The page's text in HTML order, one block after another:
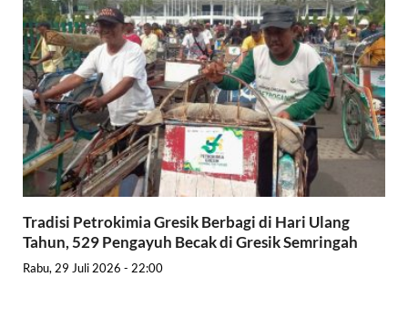
Tradisi Petrokimia Gresik Berbagi di Hari Ulang
Tahun, 529 Pengayuh Becak di Gresik Semringah
Rabu, 29 Juli 2026 - 22:00